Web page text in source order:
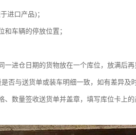
进口产品)；
车辆的停放位置；
进仓日期的货物放在一个库位，放满后
否与送货单或装车明细一致，如有差异及
数量签收送货单并盖章，填写库位卡上